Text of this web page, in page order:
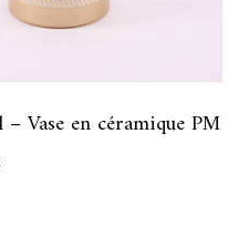
Vase en céramique PM